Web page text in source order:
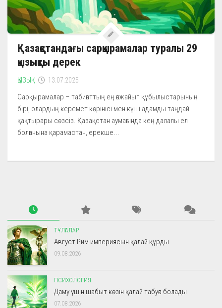
Қазақстандағы сарқырамалар туралы 29
қызықты дерек
ҚЫЗЫҚ 13.07.2025
Сарқырамалар – табиғаттың ең ғажайып құбылыстарының
бірі, олардың керемет көрінісі мен күші адамды таңдай
қақтырары сөзсіз. Қазақстан аумағында кең далалы ел
болғанына қарамастан, ерекше...
ТҰЛҒАЛАР
Август Рим империясын қалай құрды
09.08.2026
ПСИХОЛОГИЯ
Даму үшін шабыт көзін қалай табуға болады
07.08.2026